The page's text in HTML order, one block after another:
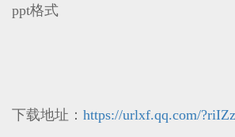
ppt格式
下载地址： https://urlxf.qq.com/